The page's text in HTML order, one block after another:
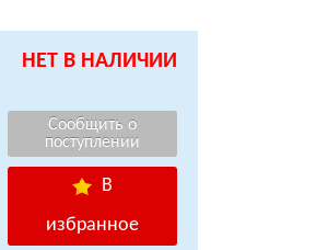
НЕТ В НАЛИЧИИ
В
избранное